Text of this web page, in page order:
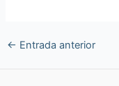
← Entrada anterior